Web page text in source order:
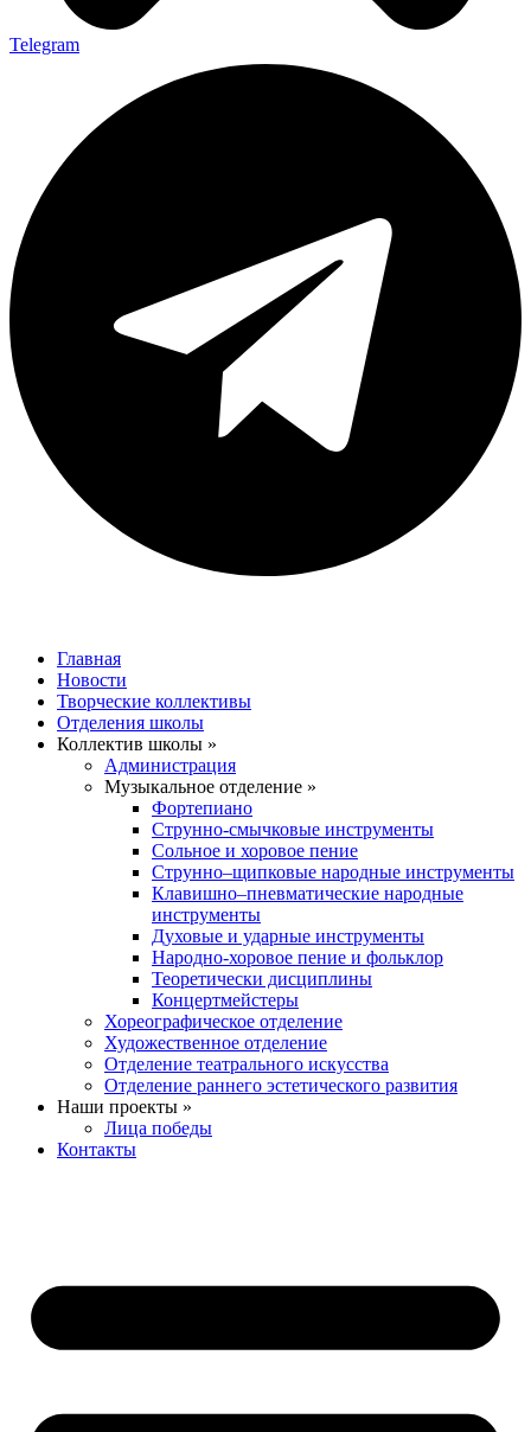
Telegram
Главная
Новости
Творческие коллективы
Отделения школы
Коллектив школы »
Администрация
Музыкальное отделение »
Фортепиано
Струнно-смычковые инструменты
Сольное и хоровое пение
Струнно–щипковые народные инструменты
Клавишно–пневматические народные
инструменты
Духовые и ударные инструменты
Народно-хоровое пение и фольклор
Теоретически дисциплины
Концертмейстеры
Хореографическое отделение
Художественное отделение
Отделение театрального искусства
Отделение раннего эстетического развития
Наши проекты »
Лица победы
Контакты